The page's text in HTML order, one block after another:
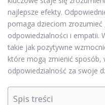
najlepsze efekty.
pomaga dzieciom zrozumieć
odpowiedzialności i empatii.
takie jak pozytywne
które mogą zmienić sposób,
odpowiedzialność za swoje
Spis treści